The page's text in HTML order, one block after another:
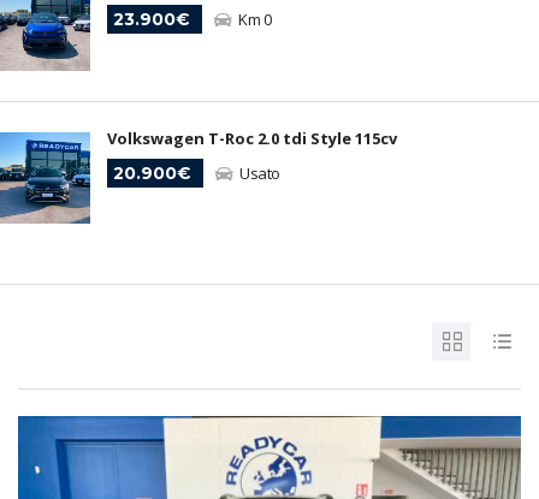
23.900€
Km 0
Volkswagen T-Roc 2.0 tdi Style 115cv
20.900€
Usato